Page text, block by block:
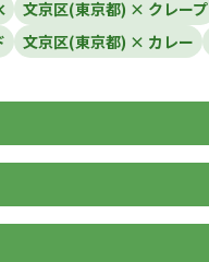
文京区(東京都) × クレープ
文京区(東京都) × カレー